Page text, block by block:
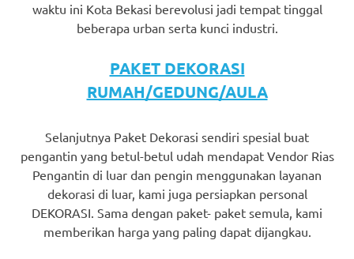
waktu ini Kota Bekasi berevolusi jadi tempat tinggal
beberapa urban serta kunci industri.
PAKET DEKORASI
RUMAH/GEDUNG/AULA
Selanjutnya Paket Dekorasi sendiri spesial buat
pengantin yang betul-betul udah mendapat Vendor Rias
Pengantin di luar dan pengin menggunakan layanan
dekorasi di luar, kami juga persiapkan personal
DEKORASI. Sama dengan paket- paket semula, kami
memberikan harga yang paling dapat dijangkau.